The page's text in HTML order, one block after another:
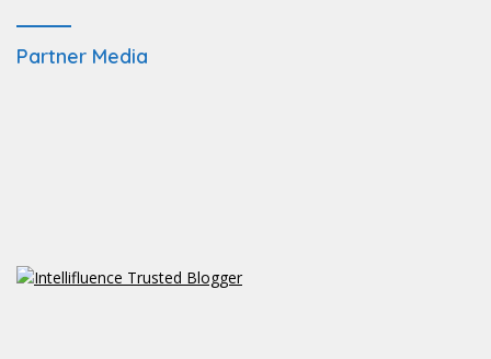
Partner Media